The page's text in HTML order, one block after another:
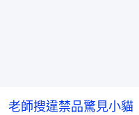
老師搜違禁品驚見小